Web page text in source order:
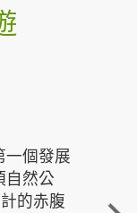
一個發展
自然公
的赤腹
重